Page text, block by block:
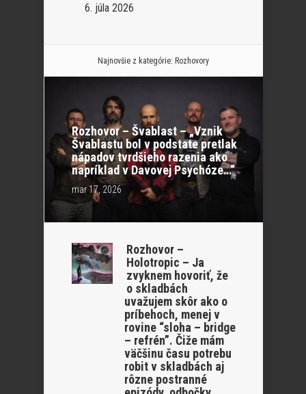
6. júla 2026
Najnovšie z kategórie: Rozhovory
Rozhovor – Švablast – „Vznik
Švablastu bol v podstate pretlak
nápadov tvrdšieho razenia ako
napríklad v Davovej Psychóze…“
mar 17, 2026
Rozhovor –
Holotropic – Ja
zvyknem hovoriť, že
o skladbách
uvažujem skôr ako o
príbehoch, menej v
rovine “sloha – bridge
– refrén”. Čiže mám
väčšinu času potrebu
robit v skladbách aj
rôzne postranné